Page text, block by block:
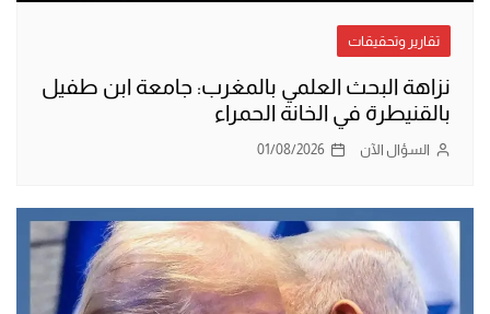
تقارير وتحقيقات
نزاهة البحث العلمي بالمغرب: جامعة ابن طفيل
بالقنيطرة في الخانة الحمراء
السؤال الآن 01/08/2026